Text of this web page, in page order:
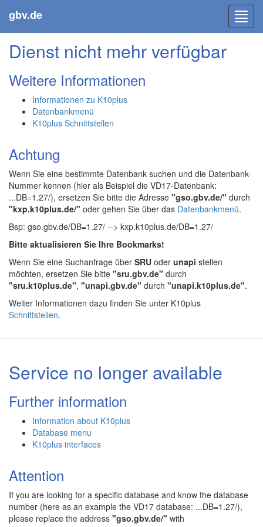
gbv.de
Dienst nicht mehr verfügbar
Weitere Informationen
Informationen zu K10plus
Datenbankmenü
K10plus Schnittstellen
Achtung
Wenn Sie eine bestimmte Datenbank suchen und die Datenbank-
Nummer kennen (hier als Beispiel die VD17-Datenbank:
...DB=1.27/), ersetzen Sie bitte die Adresse "gso.gbv.de/" durch
"kxp.k10plus.de/" oder gehen Sie über das Datenbankmenü.
Bsp: gso.gbv.de/DB=1.27/ --> kxp.k10plus.de/DB=1.27/
Bitte aktualisieren Sie Ihre Bookmarks!
Wenn Sie eine Suchanfrage über SRU oder unapi stellen
möchten, ersetzen Sie bitte "sru.gbv.de" durch
"sru.k10plus.de", "unapi.gbv.de" durch "unapi.k10plus.de".
Weiter Informationen dazu finden Sie unter K10plus
Schnittstellen.
Service no longer available
Further information
Information about K10plus
Database menu
K10plus interfaces
Attention
If you are looking for a specific database and know the database
number (here as an example the VD17 database: ...DB=1.27/),
please replace the address "gso.gbv.de/" with